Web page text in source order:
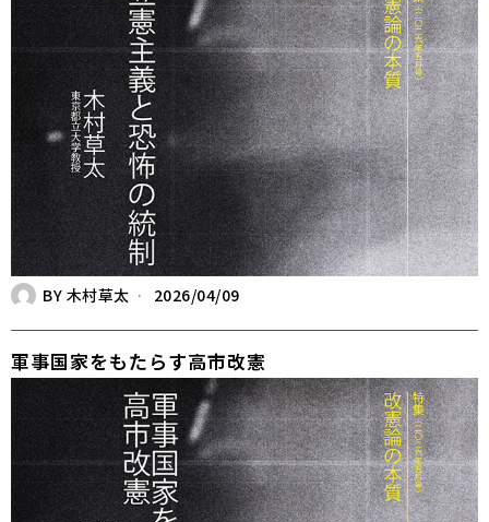
BY 木村草太 2026/04/09
軍事国家をもたらす高市改憲